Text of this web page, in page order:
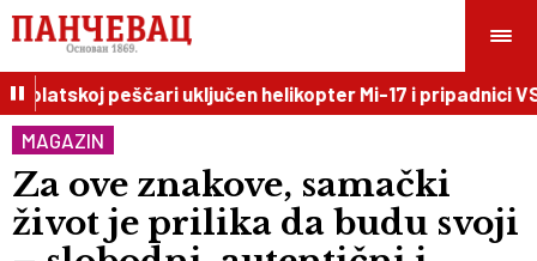
peščari uključen helikopter Mi-17 i pripadnici VS
MAGAZIN
Za ove znakove, samački
život je prilika da budu svoji